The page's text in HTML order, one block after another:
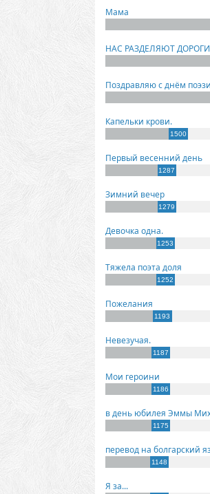
Мама
НАС РАЗДЕЛЯЮТ ДОРОГИ
Капельки крови.
1500
Первый весенний день
1287
Зимний вечер
1279
Девочка одна.
1253
Тяжела поэта доля
1252
Пожелания
1193
Невезучая.
1187
Мои героини
1186
1175
1148
Я за...